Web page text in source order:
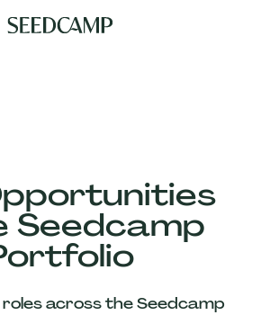
Seedcamp
roles across the Seedcamp